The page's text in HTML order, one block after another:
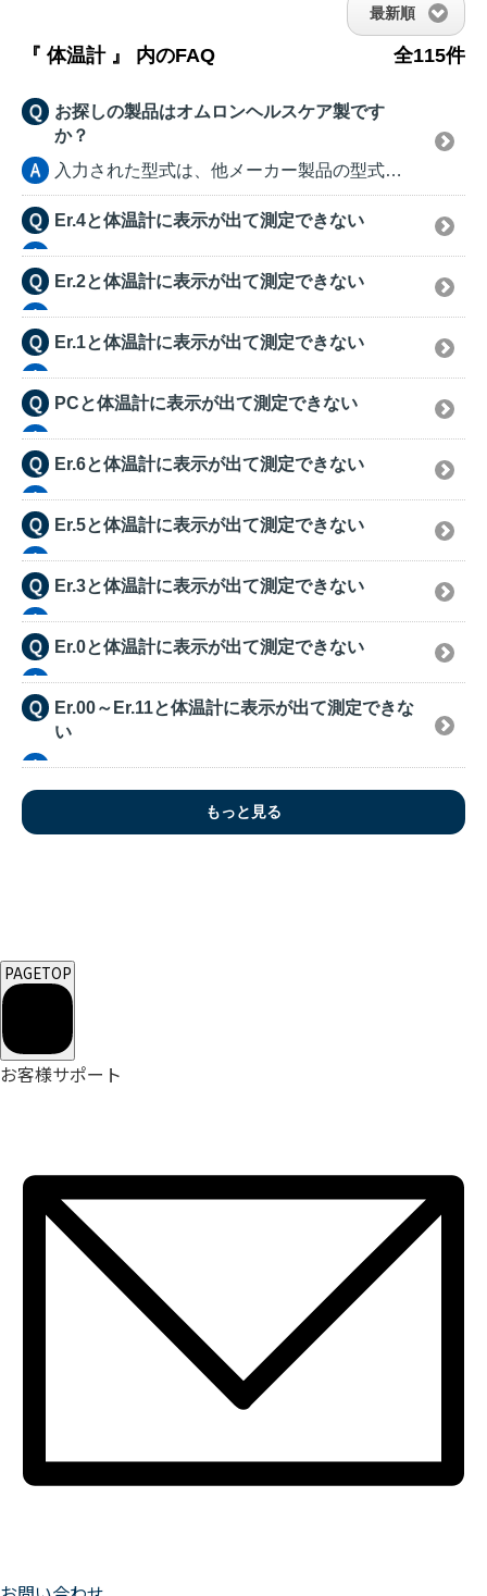
最新順
『 体温計 』 内のFAQ 全115件
お探しの製品はオムロンヘルスケア製です
か？
入力された型式は、他メーカー製品の型式である可能性があ...
Er.4と体温計に表示が出て測定できない
Er.2と体温計に表示が出て測定できない
Er.1と体温計に表示が出て測定できない
PCと体温計に表示が出て測定できない
Er.6と体温計に表示が出て測定できない
Er.5と体温計に表示が出て測定できない
Er.3と体温計に表示が出て測定できない
Er.0と体温計に表示が出て測定できない
Er.00～Er.11と体温計に表示が出て測定できな
い
もっと見る
PAGETOP
お客様サポート